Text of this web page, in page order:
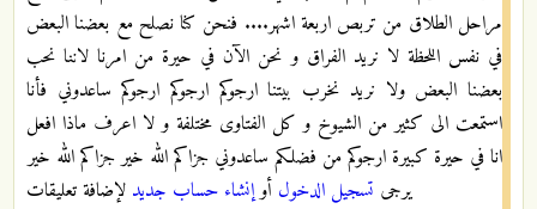
مراحل الطلاق من تربص اربعة اشهر.... فنحن كنا نصلح مع بعضنا البعض
في نفس اللحظة لا نريد الفراق و نحن الآن في حيرة من امرنا لاننا نحب
بعضنا البعض ولا نريد نخرب بيتنا ارجوكم ارجوكم ارجوكم ساعدوني فأنا
استمعت الى كثير من الشيوخ و كل الفتاوى مختلفة و لا اعرف ماذا افعل
انا في حيرة كبيرة ارجوكم من فضلكم ساعدوني جزاكم الله خير جزاكم الله خير
يرجى تسجيل الدخول أوإنشاء حساب جديد لإضافة تعليقات